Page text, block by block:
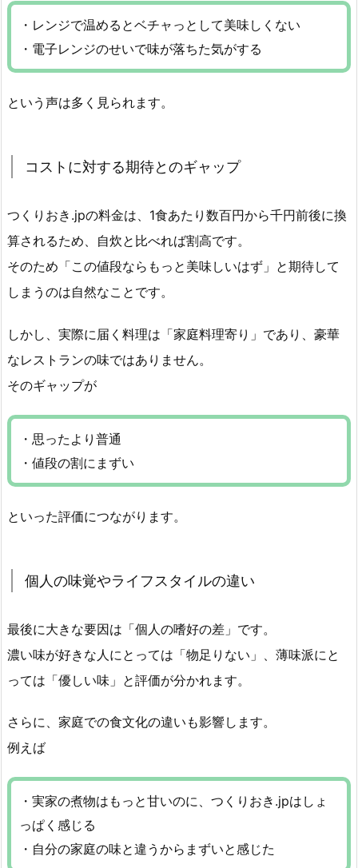
・レンジで温めるとベチャっとして美味しくない
・電子レンジのせいで味が落ちた気がする
という声は多く見られます。
コストに対する期待とのギャップ
つくりおき.jpの料金は、1食あたり数百円から千円前後に換
算されるため、自炊と比べれば割高です。
そのため「この値段ならもっと美味しいはず」と期待して
しまうのは自然なことです。
しかし、実際に届く料理は「家庭料理寄り」であり、豪華
なレストランの味ではありません。
そのギャップが
・思ったより普通
・値段の割にまずい
といった評価につながります。
個人の味覚やライフスタイルの違い
最後に大きな要因は「個人の嗜好の差」です。
濃い味が好きな人にとっては「物足りない」、薄味派にと
っては「優しい味」と評価が分かれます。
さらに、家庭での食文化の違いも影響します。
例えば
・実家の煮物はもっと甘いのに、つくりおき.jpはしょ
っぱく感じる
・自分の家庭の味と違うからまずいと感じた